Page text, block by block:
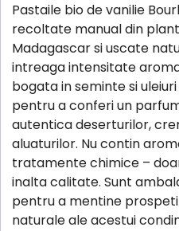
Pastaile bio de vanilie
recoltate manual din
Madagascar si uscate
intreaga intensitate
bogata in seminte si
pentru a conferi un
autentica deserturilor,
aluaturilor. Nu contin
tratamente chimice –
inalta calitate. Sunt
pentru a mentine
naturale ale acestui